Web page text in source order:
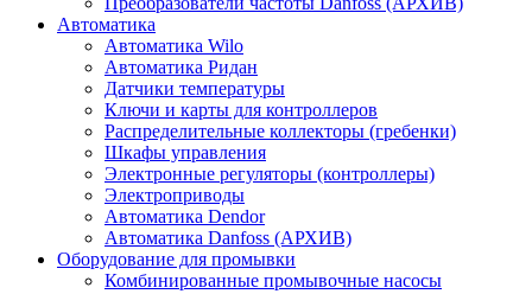
Автоматика
Автоматика Wilo
Автоматика Ридан
Датчики температуры
Ключи и карты для контроллеров
Распределительные коллекторы (гребенки)
Шкафы управления
Электронные регуляторы (контроллеры)
Электроприводы
Автоматика Dendor
Автоматика Danfoss (АРХИВ)
Оборудование для промывки
Комбинированные промывочные насосы